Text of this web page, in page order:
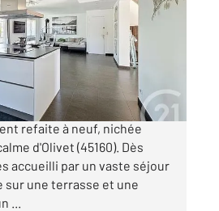
€
SOL- AVEC PISCINE !!
refaite à neuf, nichée
d'Olivet (45160). Dès
accueilli par un vaste séjour
sur une terrasse et une
...